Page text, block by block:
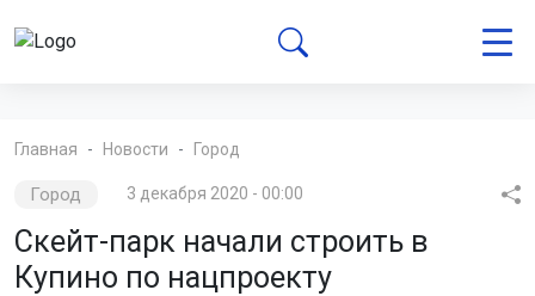
Главная Новости Город
Город 3 декабря 2020 - 00:00
Скейт-парк начали строить в
Купино по нацпроекту